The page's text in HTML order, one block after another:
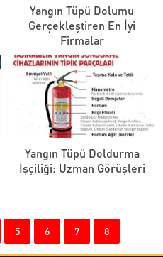
Yangın Tüpü Dolumu
Gerçekleştiren En İyi
Firmalar
Yangın Tüpü Doldurma
İşçiliği: Uzman Görüşleri
5 6 7 8